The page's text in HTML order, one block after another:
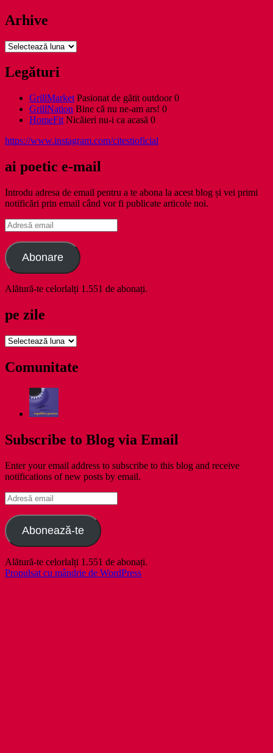
Arhive
Arhive
Legături
GrillMarket Pasionat de gătit outdoor 0
GrillNation Bine că nu ne-am ars! 0
HomeFit Nicăieri nu-i ca acasă 0
https://www.instagram.com/citestioficial
ai poetic e-mail
Introdu adresa de email pentru a te abona la acest blog și vei primi
notificări prin email când vor fi publicate articole noi.
Adresă
email
Abonare
Alătură-te celorlalți 1.551 de abonați.
pe zile
pe
Comunitate
Subscribe to Blog via Email
Enter your email address to subscribe to this blog and receive
notifications of new posts by email.
Adresă
email
Abonează-te
Alătură-te celorlalți 1.551 de abonați.
Propulsat cu mândrie de WordPress